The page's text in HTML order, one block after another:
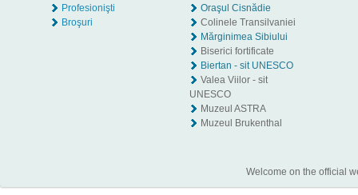
Profesionişti
Broşuri
Oraşul Cisnădie
Colinele Transilvaniei
Mărginimea Sibiului
Biserici fortificate
Biertan - sit UNESCO
Valea Viilor - sit
UNESCO
Muzeul ASTRA
Muzeul Brukenthal
Welcome on the official